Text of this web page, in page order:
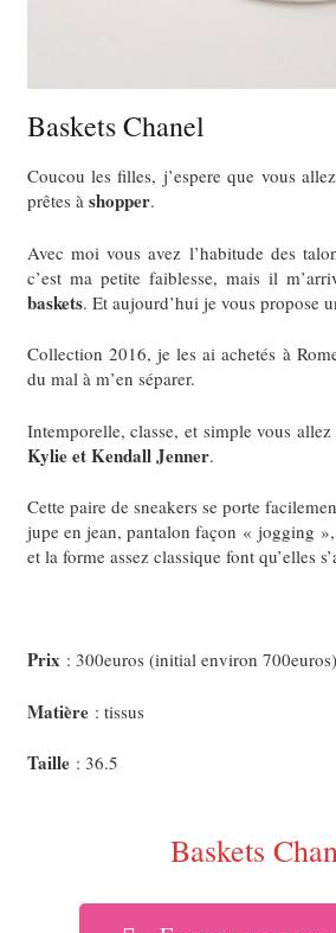
Baskets Chanel
Coucou les filles, j’espere que vous
prêtes à shopper.
Avec moi vous avez l’habitude des
c’est ma petite faiblesse, mais il
baskets. Et aujourd’hui je vous propose
Collection 2016, je les ai achetés à
du mal à m’en séparer.
Intemporelle, classe, et simple vous
Kylie et Kendall Jenner.
Cette paire de sneakers se porte
jupe en jean, pantalon façon « jogging
et la forme assez classique font qu’elles
Prix : 300euros (initial environ 700euros)
Matière: tissus
Taille: 36.5
Baskets